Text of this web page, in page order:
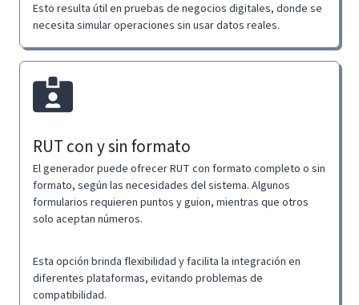
Esto resulta útil en pruebas de negocios digitales, donde se
necesita simular operaciones sin usar datos reales.
RUT con y sin formato
El generador puede ofrecer RUT con formato completo o sin
formato, según las necesidades del sistema. Algunos
formularios requieren puntos y guion, mientras que otros
solo aceptan números.
Esta opción brinda flexibilidad y facilita la integración en
diferentes plataformas, evitando problemas de
compatibilidad.